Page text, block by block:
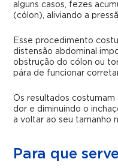
alguns casos, fezes
(cólon), aliviando a
Esse procedimento
distensão abdominal
obstrução do cólon ou
pára de funcionar
Os resultados
dor e diminuindo o
a voltar ao seu tamanho
Para que